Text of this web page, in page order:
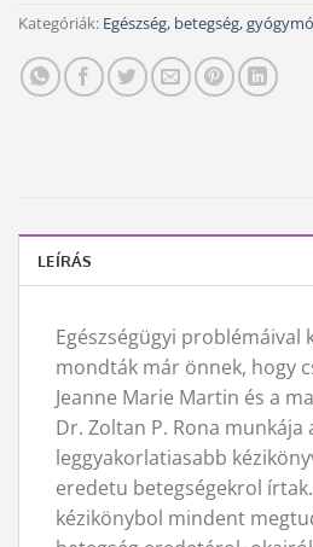
Kategóriák: Egészség, betegség,
LEÍRÁS
Egészségügyi problémáival
mondták már önnek, hogy
Jeanne Marie Martin és a
Dr. Zoltan P. Rona munkája
leggyakorlatiasabb
eredetu betegségekrol
kézikönybol mindent